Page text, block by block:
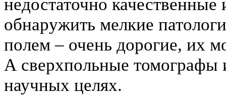
недостаточно
обнаружить мелкие
полем – очень дорогие, их
А сверхпольные томографы
научных целях.